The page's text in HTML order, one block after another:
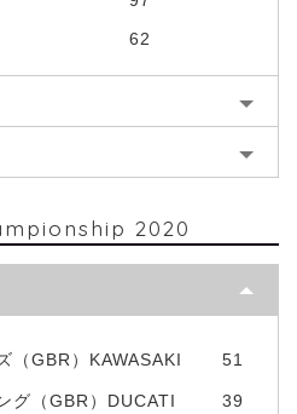
62
2020
（GBR）KAWASAKI 51
グ（GBR）DUCATI 39